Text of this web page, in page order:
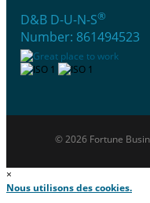
D&B D-U-N-S®
Number: 861494523
© 2026 Fortune
×
Nous utilisons des cookies.